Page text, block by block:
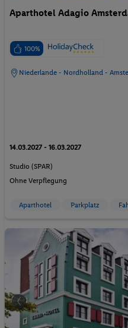
Aparthotel Adagio
100%
Niederlande - Nordholland -
14.03.2027 - 16.03.2027
Studio (SPAR)
Ohne Verpflegung
Aparthotel Parkplatz